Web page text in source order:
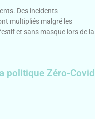
Des incidents
multipliés malgré les
et sans masque lors de la
politique Zéro-Covid